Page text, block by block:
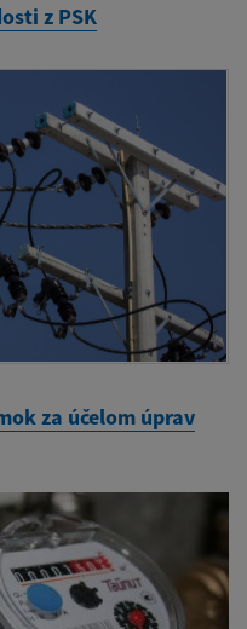
z PSK
za účelom úprav